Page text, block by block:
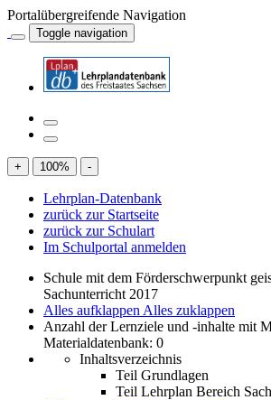
Portalübergreifende Navigation
Toggle navigation
+ 100% -
Lehrplan-Datenbank
zurück zur Startseite
zurück zur Schulart
Im Schulportal anmelden
Schule mit dem Förderschwerpunkt
Sachunterricht 2017
Alles aufklappen Alles zuklappen
Anzahl der Lernziele und -inhalte mit
Materialdatenbank: 0
Inhaltsverzeichnis
Teil Grundlagen
Teil Lehrplan Bereich